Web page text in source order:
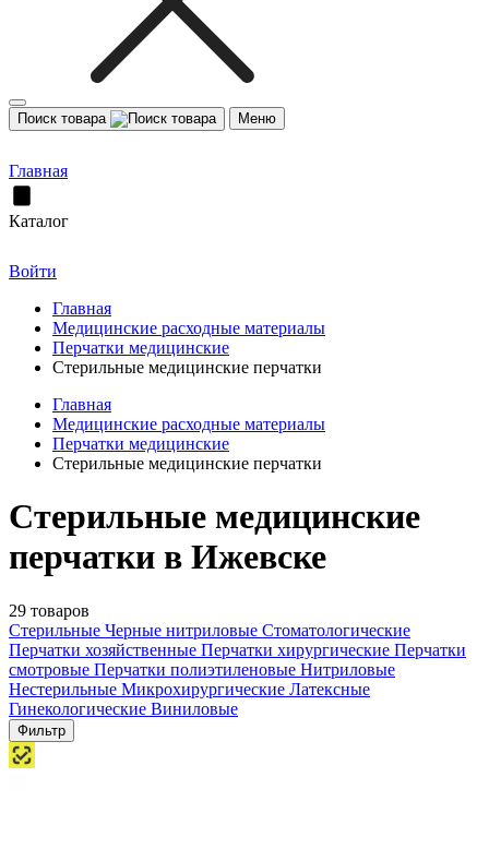
Поиск товара Меню
Главная
Каталог
Войти
Главная
Медицинские расходные материалы
Перчатки медицинские
Стерильные медицинские перчатки
Главная
Медицинские расходные материалы
Перчатки медицинские
Стерильные медицинские перчатки
Стерильные медицинские
перчатки в Ижевске
29 товаров
Стерильные Черные нитриловые Стоматологические
Перчатки хозяйственные Перчатки хирургические Перчатки
смотровые Перчатки полиэтиленовые Нитриловые
Нестерильные Микрохирургические Латексные
Гинекологические Виниловые
Фильтр